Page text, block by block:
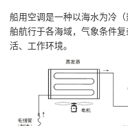
船用空调是一种以海水为冷
舶航行于各海域，气象条件
活、工作环境。